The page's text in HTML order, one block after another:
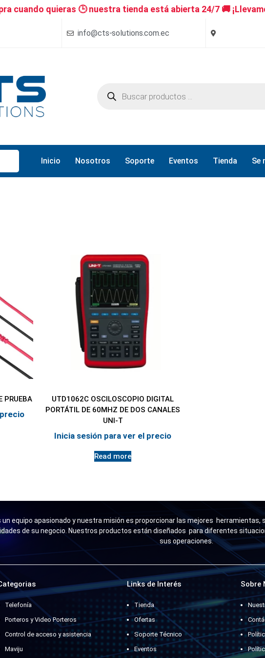
cuando quieras 🕒 nuestra tienda está abierta 24/7 🚚
info@cts-solutions.com.ec
Inicio Nosotros Soporte Eventos Tienda Se
PRUEBA
UTD1062C OSCILOSCOPIO DIGITAL
PORTÁTIL DE 60MHZ DE DOS CANALES
UNI-T
Inicia sesión para ver el precio
Read more
un equipo apasionado y nuestra misión es proporcionar las mejores
de su negocio. Nuestros productos están diseñados para diferentes
sus operaciones.
Telefonía
Porteros y Video Porteros
Control de acceso y asistencia
Maviju
Links de Interés
Tienda
Ofertas
Soporte Técnico
Eventos
Sobre